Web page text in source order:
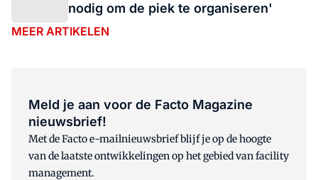
nodig om de piek te organiseren'
MEER ARTIKELEN
Meld je aan voor de Facto Magazine
nieuwsbrief!
Met de Facto e-mailnieuwsbrief blijf je op de hoogte
van de laatste ontwikkelingen op het gebied van facility
management.